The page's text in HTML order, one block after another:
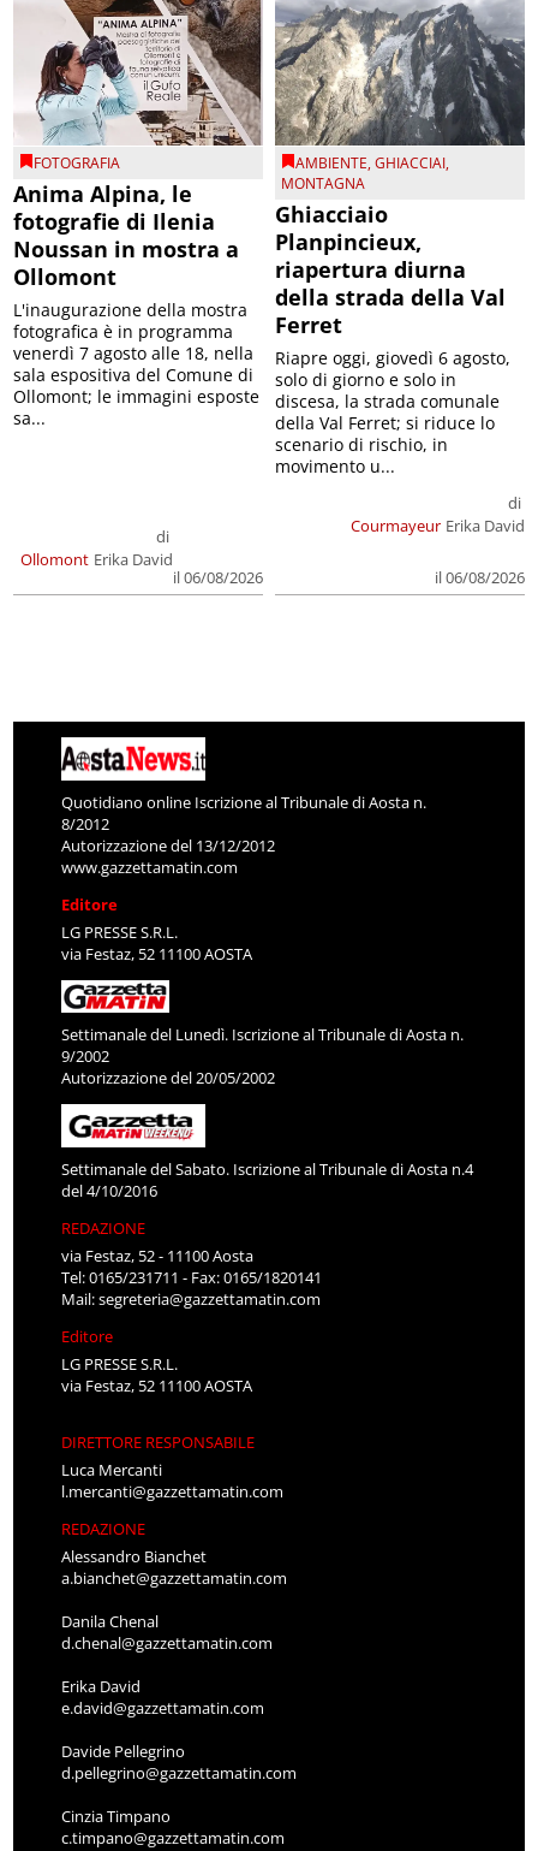
FOTOGRAFIA
Anima Alpina, le
fotografie di Ilenia
Noussan in mostra a
Ollomont
Ollomont
di
Erika David
il 06/08/2026
L'inaugurazione della mostra
fotografica è in programma
venerdì 7 agosto alle 18, nella
sala espositiva del Comune di
Ollomont; le immagini esposte
sa...
AMBIENTE,GHIACCIAI,
MONTAGNA
Ghiacciaio
Planpincieux,
riapertura diurna
della strada della Val
Ferret
Courmayeur
di
Erika David
il 06/08/2026
Riapre oggi, giovedì 6 agosto,
solo di giorno e solo in
discesa, la strada comunale
della Val Ferret; si riduce lo
scenario di rischio, in
movimento u...
Quotidiano online Iscrizione al Tribunale di Aosta n.
8/2012
Autorizzazione del 13/12/2012
www.gazzettamatin.com
Editore
LG PRESSE S.R.L.
via Festaz, 52 11100 AOSTA
Settimanale del Lunedì. Iscrizione al Tribunale di Aosta n.
9/2002
Autorizzazione del 20/05/2002
Settimanale del Sabato. Iscrizione al Tribunale di Aosta n.4
del 4/10/2016
REDAZIONE
via Festaz, 52 - 11100 Aosta
Tel: 0165/231711 - Fax: 0165/1820141
Mail:segreteria@gazzettamatin.com
Editore
LG PRESSE S.R.L.
via Festaz, 52 11100 AOSTA
DIRETTORE RESPONSABILE
Luca Mercanti
l.mercanti@gazzettamatin.com
REDAZIONE
Alessandro Bianchet
a.bianchet@gazzettamatin.com
Danila Chenal
d.chenal@gazzettamatin.com
Erika David
e.david@gazzettamatin.com
Davide Pellegrino
d.pellegrino@gazzettamatin.com
Cinzia Timpano
c.timpano@gazzettamatin.com